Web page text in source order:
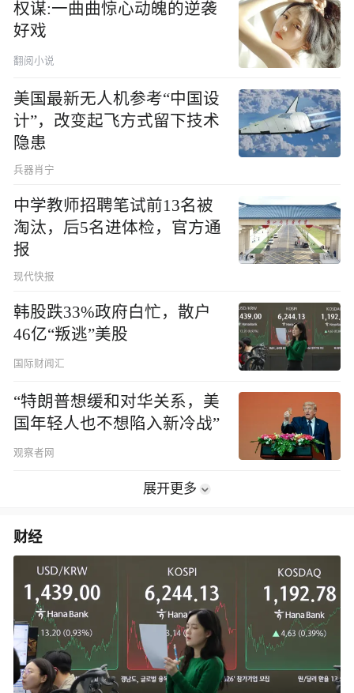
权谋:一曲曲惊心动魄的逆袭
好戏
翻阅小说
美国最新无人机参考“中国设
计”，改变起飞方式留下技术
隐患
兵器肖宁
中学教师招聘笔试前13名被
淘汰，后5名进体检，官方通
报
现代快报
韩股跌33%政府白忙，散户
46亿“叛逃”美股
国际财闻汇
“特朗普想缓和对华关系，美
国年轻人也不想陷入新冷战”
观察者网
展开更多
财经